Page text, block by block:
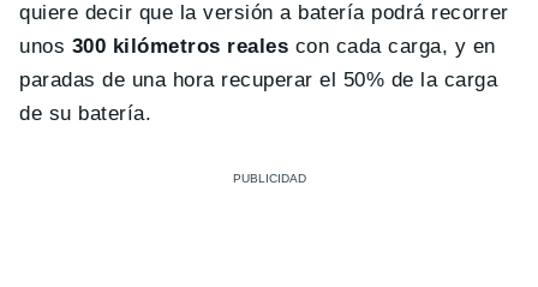
quiere decir que la versión a batería podrá recorrer
unos 300 kilómetros reales con cada carga, y en
paradas de una hora recuperar el 50% de la carga
de su batería.